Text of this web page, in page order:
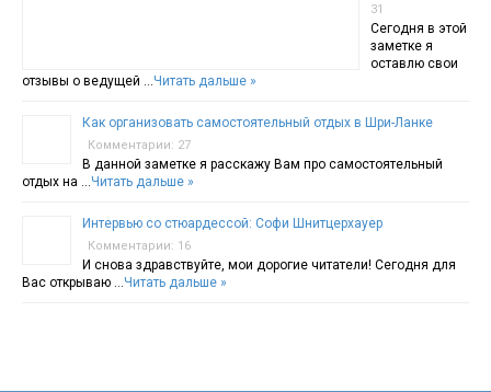
31
Сегодня в этой
заметке я
оставлю свои
отзывы о ведущей …Читать дальше »
Как организовать самостоятельный отдых в Шри-Ланке
Комментарии: 27
В данной заметке я расскажу Вам про самостоятельный
отдых на …Читать дальше »
Интервью со стюардессой: Софи Шнитцерхауер
Комментарии: 16
И снова здравствуйте, мои дорогие читатели! Сегодня для
Вас открываю …Читать дальше »